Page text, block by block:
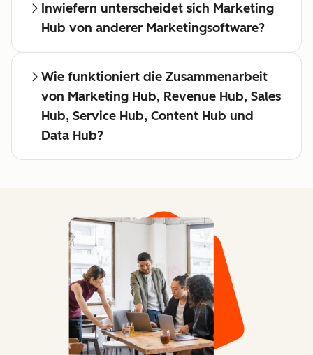
Inwiefern unterscheidet sich Marketing
Hub von anderer Marketingsoftware?
Wie funktioniert die Zusammenarbeit
von Marketing Hub, Revenue Hub, Sales
Hub, Service Hub, Content Hub und
Data Hub?